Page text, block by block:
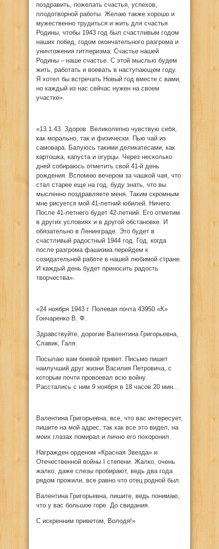
поздравить, пожелать счастья, успехов,
плодотворной работы. Желаю также хорошо и
мужественно трудиться и жить для счастья
Родины, чтобы 1943 год был счастливым годом
наших побед, годом окончательного разгрома и
уничтожения гитлеризма. Счастье нашей
Родины – наше счастье. С этой мыслью будем
жить, работать и воевать в наступающем году.
Я хотел бы встречать Новый год вместе с вами,
но каждый из нас сейчас нужен на своем
участке».
«13.1.43. Здоров. Великолепно чувствую себя,
как морально, так и физически. Пью чай из
самовара. Балуюсь такими деликатесами, как
картошка, капуста и огурцы. Через несколько
дней собираюсь отметить свой 41-й день
рождения. Вспомню вечером за чашкой чая, что
стал старее еще на год, буду знать, что вы
мысленно поздравляете меня. Таким скромным
мне рисуется мой 41-летний юбилей. Ничего.
После 41-летнего будет 42-летний. Его отметим
в других условиях и в другой обстановке. И
обязательно в Ленинграде. Это будет в
счастливый радостный 1944 год. Год, когда
после разгрома фашизма перейдем к
созидательной работе в нашей любимой стране.
И каждый день будет приносить радость
творчества».
«24 ноября 1943 г. Полевая почта 43950 «К»
Гончаренко В. Ф.
Здравствуйте, дорогие Валентина Григорьевна,
Славик, Галя.
Посылаю вам боевой привет. Письмо пишет
наилучший друг жизни Василия Петровича, с
которым почти провоевал всю войну.
Расстались с ним 9 ноября в 18 часов 20 мин...
Валентина Григорьевна, все, что вас интересует,
пишите на мой адрес, так как все это видел, на
моих глазах помирал и лично его похоронил.
Награжден орденом «Красная Звезда» и
Отечественной войны I степени. Жалко, очень
жалко, даже слезы пробирают, ведь два года
рядом прожили, все равно что отец родной был.
Валентина Григорьевна, пишите, ведь понимаю,
что у вас большое горе. До свидания.
С искренним приветом, Володя!»